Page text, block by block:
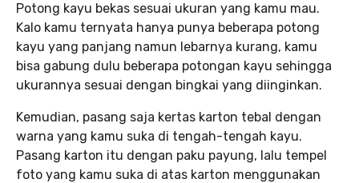
Potong kayu bekas sesuai ukuran yang kamu mau.
Kalo kamu ternyata hanya punya beberapa potong
kayu yang panjang namun lebarnya kurang, kamu
bisa gabung dulu beberapa potongan kayu sehingga
ukurannya sesuai dengan bingkai yang diinginkan.
Kemudian, pasang saja kertas karton tebal dengan
warna yang kamu suka di tengah-tengah kayu.
Pasang karton itu dengan paku payung, lalu tempel
foto yang kamu suka di atas karton menggunakan